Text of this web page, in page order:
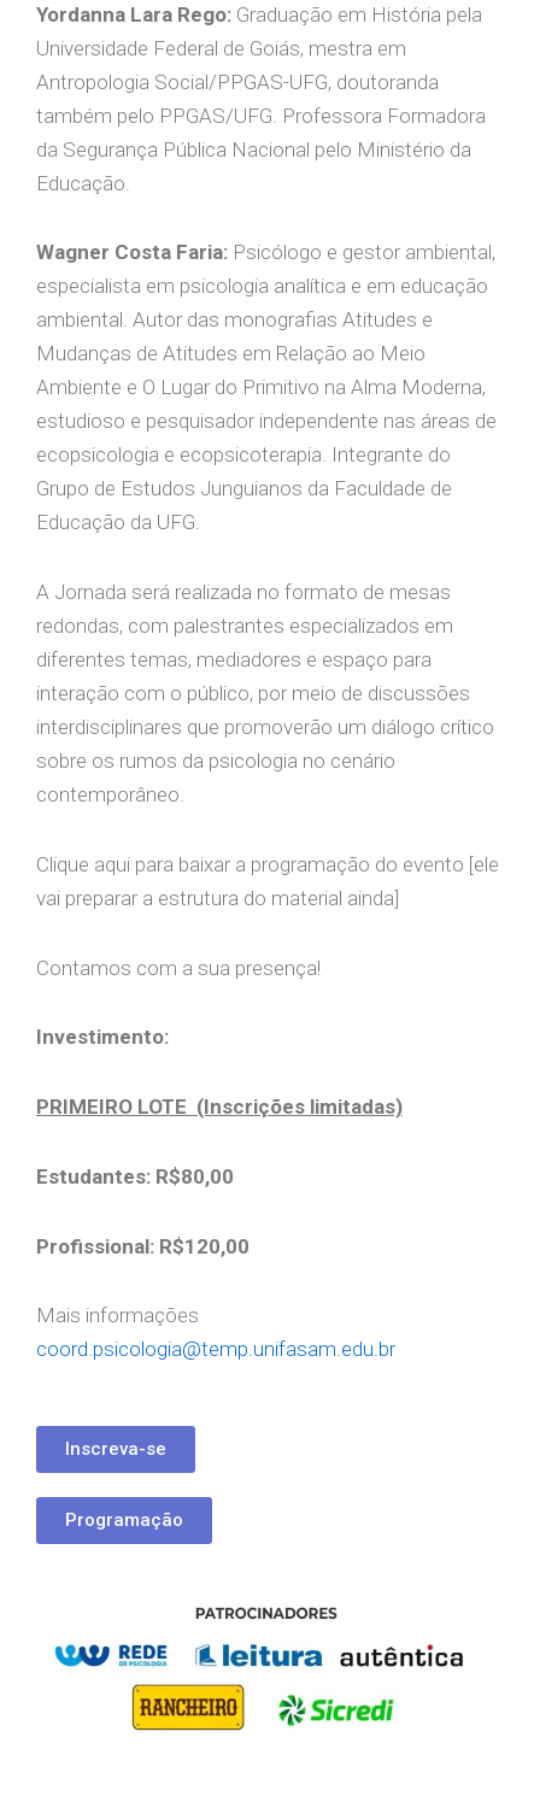
Yordanna Lara Rego: Graduação em História pela
Universidade Federal de Goiás, mestra em
Antropologia Social/PPGAS-UFG, doutoranda
também pelo PPGAS/UFG. Professora Formadora
da Segurança Pública Nacional pelo Ministério da
Educação.
Wagner Costa Faria: Psicólogo e gestor ambiental,
especialista em psicologia analítica e em educação
ambiental. Autor das monografias Atitudes e
Mudanças de Atitudes em Relação ao Meio
Ambiente e O Lugar do Primitivo na Alma Moderna,
estudioso e pesquisador independente nas áreas de
ecopsicologia e ecopsicoterapia. Integrante do
Grupo de Estudos Junguianos da Faculdade de
Educação da UFG.
A Jornada será realizada no formato de mesas
redondas, com palestrantes especializados em
diferentes temas, mediadores e espaço para
interação com o público, por meio de discussões
interdisciplinares que promoverão um diálogo crítico
sobre os rumos da psicologia no cenário
contemporâneo.
Clique aqui para baixar a programação do evento [ele
vai preparar a estrutura do material ainda]
Contamos com a sua presença!
Investimento:
PRIMEIRO LOTE (Inscrições limitadas)
Estudantes: R$80,00
Profissional: R$120,00
Mais informações
coord.psicologia@temp.unifasam.edu.br
Inscreva-se
Programação